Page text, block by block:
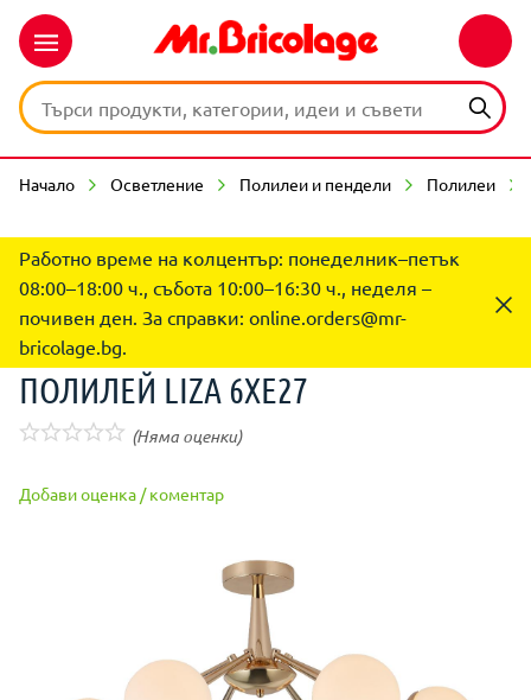
Начало Осветление Полилеи и пендели Полилеи
Работно време на колцентър: понеделник–петък
08:00–18:00 ч., събота 10:00–16:30 ч., неделя –
почивен ден. За справки: online.orders@mr-
bricolage.bg.
ПОЛИЛЕЙ LIZA 6ХЕ27
(Няма оценки)
Добави оценка / коментар